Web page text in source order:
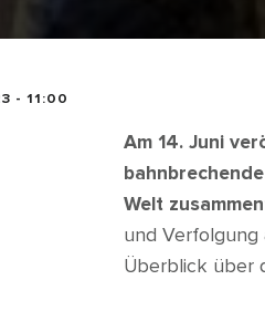
- 11:00
Am 14. Juni
Welt
und Verfolgung
Überblick über